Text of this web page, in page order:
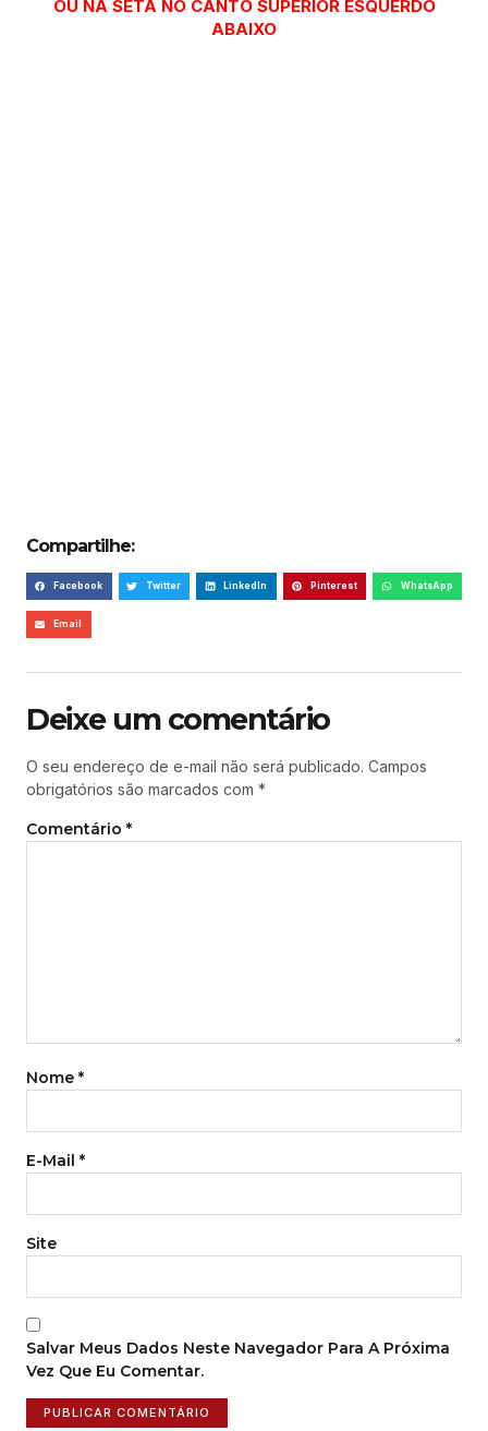
OU NA SETA NO CANTO SUPERIOR ESQUERDO
ABAIXO
Compartilhe:
Facebook Twitter LinkedIn Pinterest WhatsApp
Email
Deixe um comentário
O seu endereço de e-mail não será publicado. Campos
obrigatórios são marcados com *
Comentário *
Nome *
E-Mail *
Site
Salvar Meus Dados Neste Navegador Para A Próxima
Vez Que Eu Comentar.